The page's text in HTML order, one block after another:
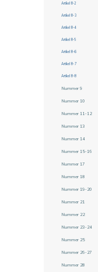
Artikel 8-2
Artikel 8-3
Artikel 8-4
Artikel 8-5
Artikel 8-6
Artikel 8-7
Artikel 8-8
Nummer 9
Nummer 10
Nummer 11-12
Nummer 13
Nummer 14
Nummer 15-16
Nummer 17
Nummer 18
Nummer 19-20
Nummer 21
Nummer 22
Nummer 23-24
Nummer 25
Nummer 26-27
Nummer 28